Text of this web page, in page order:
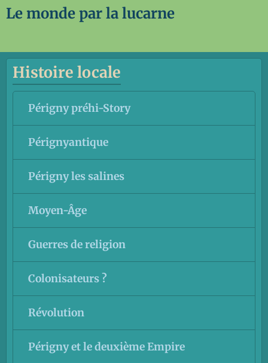
Le monde par la lucarne
Histoire locale
Périgny préhi-Story
Pérignyantique
Périgny les salines
Moyen-Âge
Guerres de religion
Colonisateurs ?
Révolution
Périgny et le deuxième Empire